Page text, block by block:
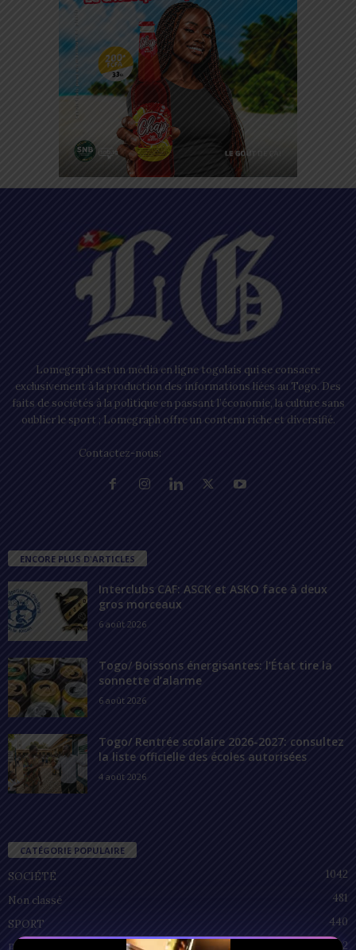
Lomegraph est un média en ligne togolais qui se consacre
exclusivement à la production des informations liées au Togo. Des
faits de sociétés à la politique en passant l’économie, la culture sans
oublier le sport ; Lomegraph offre un contenu riche et diversifié.
Contactez-nous:
ENCORE PLUS D'ARTICLES
Interclubs CAF: ASCK et ASKO face à deux
gros morceaux
6 août 2026
Togo/ Boissons énergisantes: l’État tire la
sonnette d’alarme
6 août 2026
Togo/ Rentrée scolaire 2026-2027: consultez
la liste officielle des écoles autorisées
4 août 2026
CATÉGORIE POPULAIRE
SOCIÉTÉ
1042
Non classé
481
SPORT
440
212